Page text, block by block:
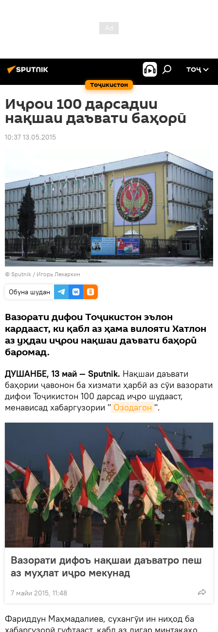
Тоҷикистон
ТОҶ
Иҷрои 100 дарсадии
нақшаи даъвати баҳорӣ
10:37 13.05.2015
© Sputnik / Игорь Лекаркин
Обуна шудан
Вазорати дифои Тоҷикистон эълон
кардааст, ки қабл аз ҳама вилояти Хатлон
аз уҳдаи иҷрои нақшаи даъвати баҳорӣ
баромад.
ДУШАНБЕ, 13 май — Sputnik. Нақшаи даъвати
баҳории ҷавонон ба хизмати ҳарбӣ аз сӯи вазорати
дифои Тоҷикистон 100 дарсад иҷро шудааст,
менависад хабаргузории " Озодагон ".
Вазорати дифоъ нақшаи даъватро пеш
аз муҳлат иҷро мекунад
7 майи 2015, 11:48
Фариддун Маҳмадалиев, сухангӯи ин ниҳод ба